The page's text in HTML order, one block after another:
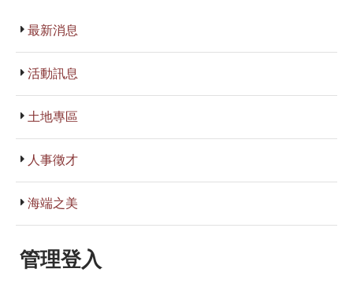
最新消息
活動訊息
土地專區
人事徵才
海端之美
管理登入